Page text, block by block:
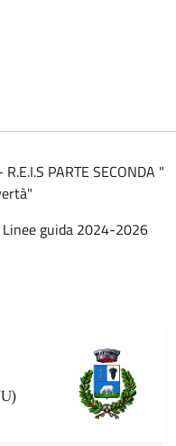
PARTE SECONDA "
guida 2024-2026